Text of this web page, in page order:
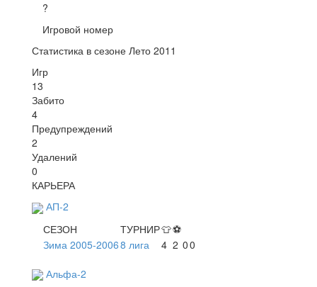
?
Игровой номер
Статистика в сезоне Лето 2011
Игр
13
Забито
4
Предупреждений
2
Удалений
0
КАРЬЕРА
АП-2
СЕЗОН
ТУРНИР👕⚽
Зима 2005-20068 лига 4 2 00
Альфа-2